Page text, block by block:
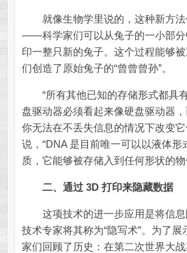
就像生物学里说的，这种新方法
——科学家们可以从兔子的一小部分
印一整只新的兔子。这个过程能够
们创造了原始兔子的“曾曾曾孙”。
“所有其他已知的存储形式都具
盘驱动器必须看起来像硬盘驱动器，
你无法在不丢失信息的情况下改变
说，“DNA 是目前唯一可以以液体形
质，它能够被存储入到任何形状的物
二、通过 3D 打印来隐藏数据
这项技术的进一步应用是将信息
技术专家将其称为“隐写术”。为了
家们回顾了历史：在第二次世界大